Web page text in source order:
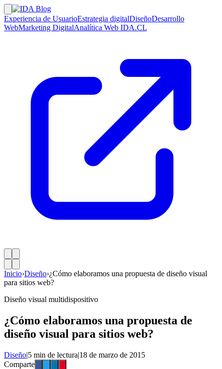
Experiencia de UsuarioEstrategia digitalDiseñoDesarrollo
WebMarketing DigitalAnalítica Web IDA.CL
Inicio›Diseño›¿Cómo elaboramos una propuesta de diseño visual
para sitios web?
Diseño visual multidispositivo
¿Cómo elaboramos una propuesta de
diseño visual para sitios web?
Diseño|5 min de lectura|18 de marzo de 2015
Comparte